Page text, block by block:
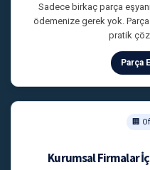
Sadece birkaç parça
ödemenize gerek yok. Parça
pratik
Parça
🏢
Kurumsal Firmalar